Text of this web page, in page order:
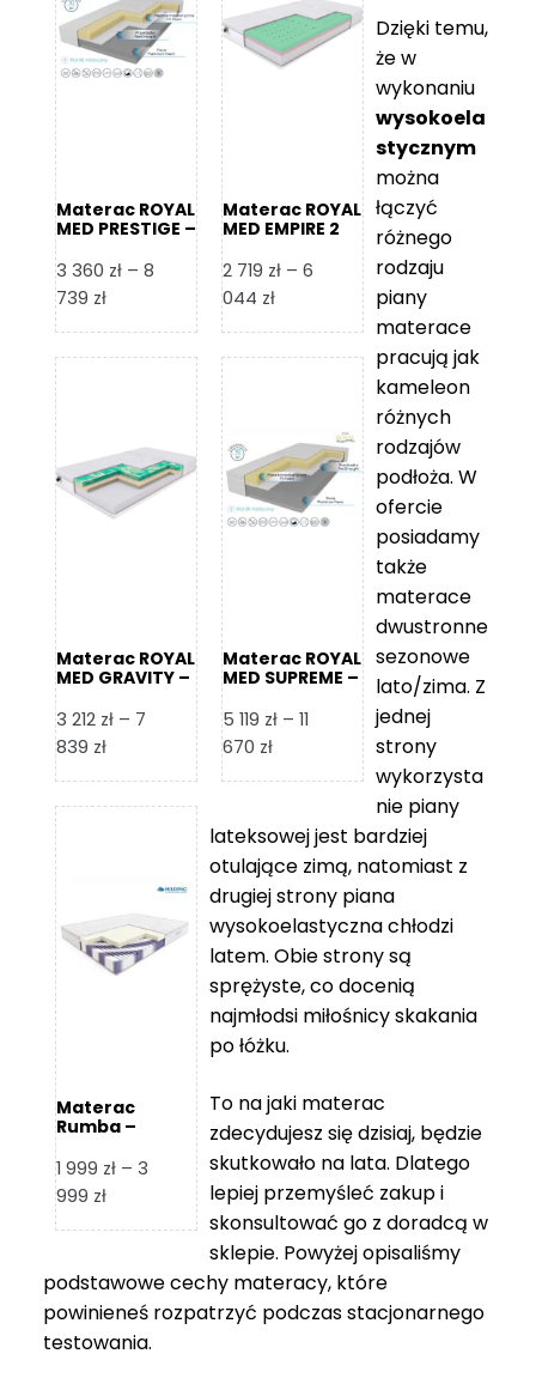
7
000 zł
8
865 zł
Materac ROYAL
MED PRESTIGE –
3 360 zł – 8
739 złZakres
od
8
739 zł
Materac ROYAL
MED EMPIRE 2
2 719 zł – 6
044 złZakres
od
6
044 zł
Materac ROYAL
MED GRAVITY –
3 212 zł – 7
839 złZakres
od
839 zł
Materac ROYAL
MED SUPREME –
5 119 zł – 11
670 złZakres
5
119 zł
do
670 zł
Materac
Rumba –
1 999 zł – 3
999 złZakres
1
999 zł
do
Dzięki temu,
że w
wykonaniu
wysokoela
stycznym
można
łączyć
różnego
rodzaju
piany
materace
pracują jak
kameleon
różnych
rodzajów
podłoża. W
ofercie
posiadamy
także
materace
dwustronne
sezonowe
lato/zima. Z
jednej
strony
wykorzysta
nie piany
lateksowej jest bardziej
otulające zimą, natomiast z
drugiej strony piana
wysokoelastyczna chłodzi
latem. Obie strony są
sprężyste, co docenią
najmłodsi miłośnicy skakania
po łóżku.
To na jaki materac
zdecydujesz się dzisiaj, będzie
skutkowało na lata. Dlatego
lepiej przemyśleć zakup i
skonsultować go z doradcą w
sklepie. Powyżej opisaliśmy
podstawowe cechy materacy, które
powinieneś rozpatrzyć podczas stacjonarnego
testowania.